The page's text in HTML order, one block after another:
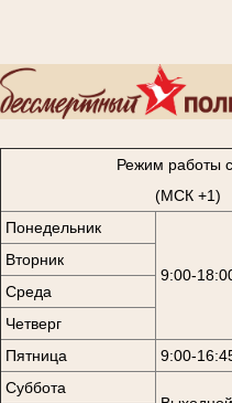
Режим работы
(МСК +1)
Понедельник
9:00-
Вторник
Среда
Четверг
Пятница
9:00-
Суббота